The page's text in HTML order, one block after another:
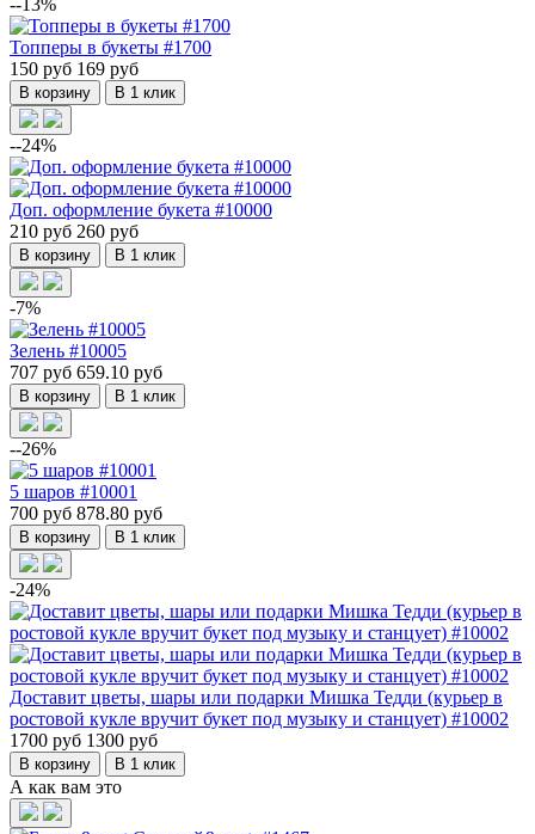
Топперы в букеты #1700
150 руб 169 руб
В корзину В 1 клик
--24%
Доп. оформление букета #10000
210 руб 260 руб
В корзину В 1 клик
-7%
Зелень #10005
707 руб 659.10 руб
В корзину В 1 клик
--26%
5 шаров #10001
700 руб 878.80 руб
В корзину В 1 клик
-24%
Доставит цветы, шары или подарки Мишка Тедди (курьер в
ростовой кукле вручит букет под музыку и станцует) #10002
1700 руб 1300 руб
В корзину В 1 клик
А как вам это